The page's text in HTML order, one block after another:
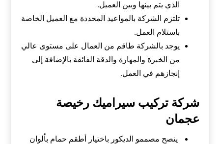
الذي يتم بينها وبين العميل.
تلتزم الشركة بالمواعيد المحددة مع العميل الخاصة
باستلام العمل.
يوجد بالشركة طاقم من العمال على مستوى عالي
من الخبرة والمهارة والدقة الفائقة بالإضافة إلى
إنجازهم في العمل.
شركة تركيب سيراميك رخيصة
عجمان
ينصح مصممو الديكور باختيار أطقم حمام بألوان